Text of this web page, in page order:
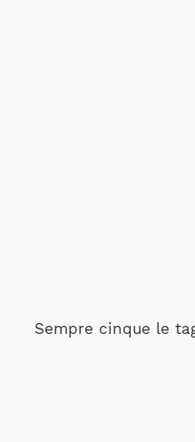
Sempre cinque le